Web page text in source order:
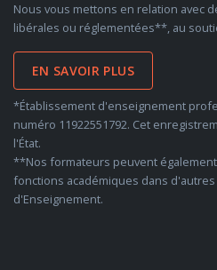
Nous vous mettons en relation avec
libérales ou réglementées**, au
EN SAVOIR PLUS
*Établissement d'enseignement
numéro 11922551792. Cet
l'État.
**Nos formateurs peuvent
fonctions académiques dans
d'Enseignement.